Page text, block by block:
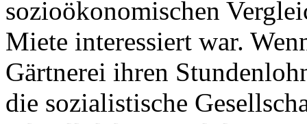
sozioökonomischen
Miete interessiert war.
Gärtnerei ihren
die sozialistische